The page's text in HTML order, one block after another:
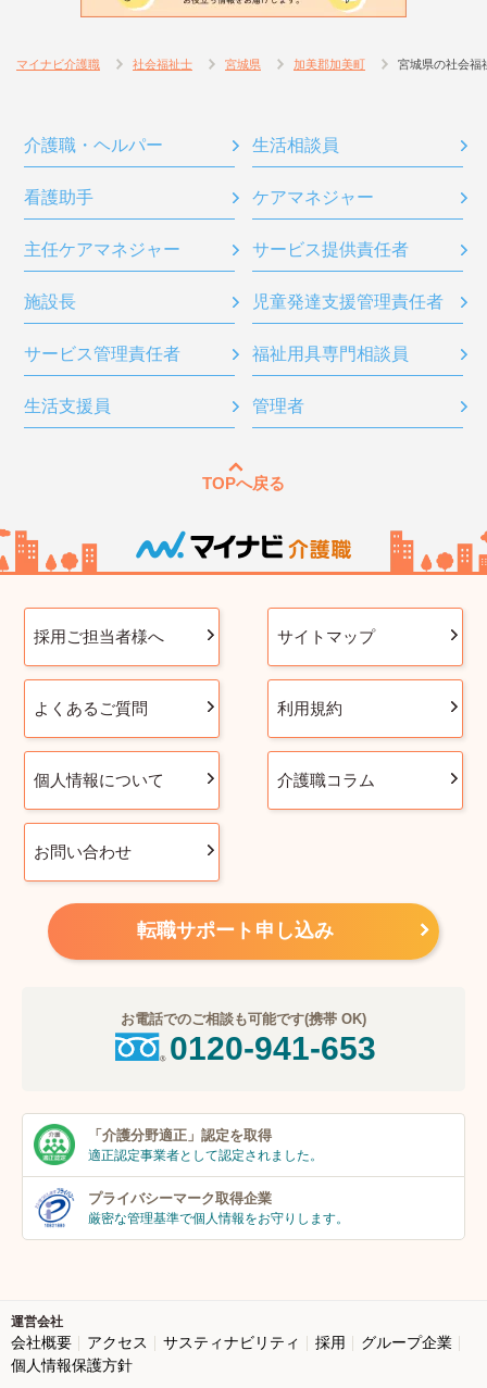
マイナビ介護職 社会福祉士 宮城県 加美郡加美町 宮城県の社会福
介護職・ヘルパー 生活相談員
看護助手 ケアマネジャー
主任ケアマネジャー サービス提供責任者
施設長 児童発達支援管理責任者
サービス管理責任者 福祉用具専門相談員
生活支援員 管理者
TOPへ戻る
採用ご担当者様へ サイトマップ
よくあるご質問 利用規約
個人情報について 介護職コラム
お問い合わせ
転職サポート申し込み
お電話でのご相談も可能です(携帯 OK)
0120-941-653
「介護分野適正」 認定を取得
適正認定事業者として認定されました。
プライバシーマーク取得企業
厳密な管理基準で個人情報をお守りします。
運営会社
会社概要 アクセス サスティナビリティ 採用
グループ企業
個人情報保護方針